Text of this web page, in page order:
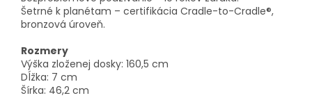
Šetrné k planétam – certifikácia Cradle-to-Cradle®,
bronzová úroveň.
Rozmery
Výška zloženej dosky: 160,5 cm
Dĺžka: 7 cm
Šírka: 46,2 cm